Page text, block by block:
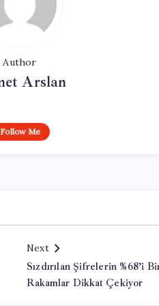
Author
Arslan
Follow Me
Next
Sızdırılan Şifrelerin %68’i
Rakamlar Dikkat Çekiyor